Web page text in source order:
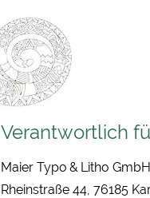
Verantwortlich
Maier Typo & Litho GmbH
Rheinstraße 44, 76185